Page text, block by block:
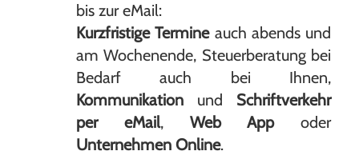
bis zur eMail:
Kurzfristige Termineauch abends und
am Wochenende, Steuerberatung bei
Bedarf auch bei Ihnen,
Kommunikation und Schriftverkehr
per eMail, Web Appoder
Unternehmen Online.